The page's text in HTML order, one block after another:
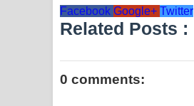
Facebook Google+ Twitter
Related Posts :
0 comments: